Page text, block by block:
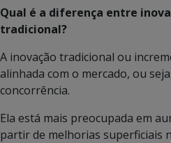
Qual é a diferença entre
tradicional?
A inovação tradicional ou
alinhada com o mercado, ou
concorrência.
Ela está mais preocupada em
partir de melhorias superficiais